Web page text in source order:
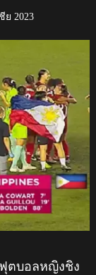
2023
ตบอลหญิงชิง